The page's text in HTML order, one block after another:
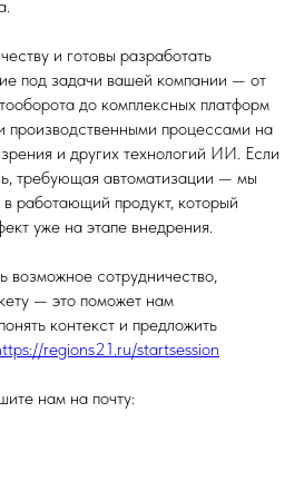
и готовы разработать
под задачи вашей компании — от
до комплексных платформ
производственными процессами на
и других технологий ИИ. Если
требующая автоматизации — мы
работающий продукт, который
уже на этапе внедрения.
возможное сотрудничество,
— это поможет нам
контекст и предложить
regions21.ru/startsession
нам на почту: